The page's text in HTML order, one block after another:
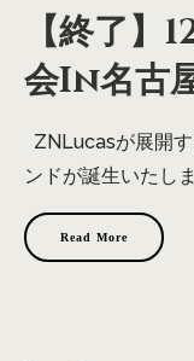
【終了
会In名古
ZNLucasが展開
ンドが誕生いたし
Read More